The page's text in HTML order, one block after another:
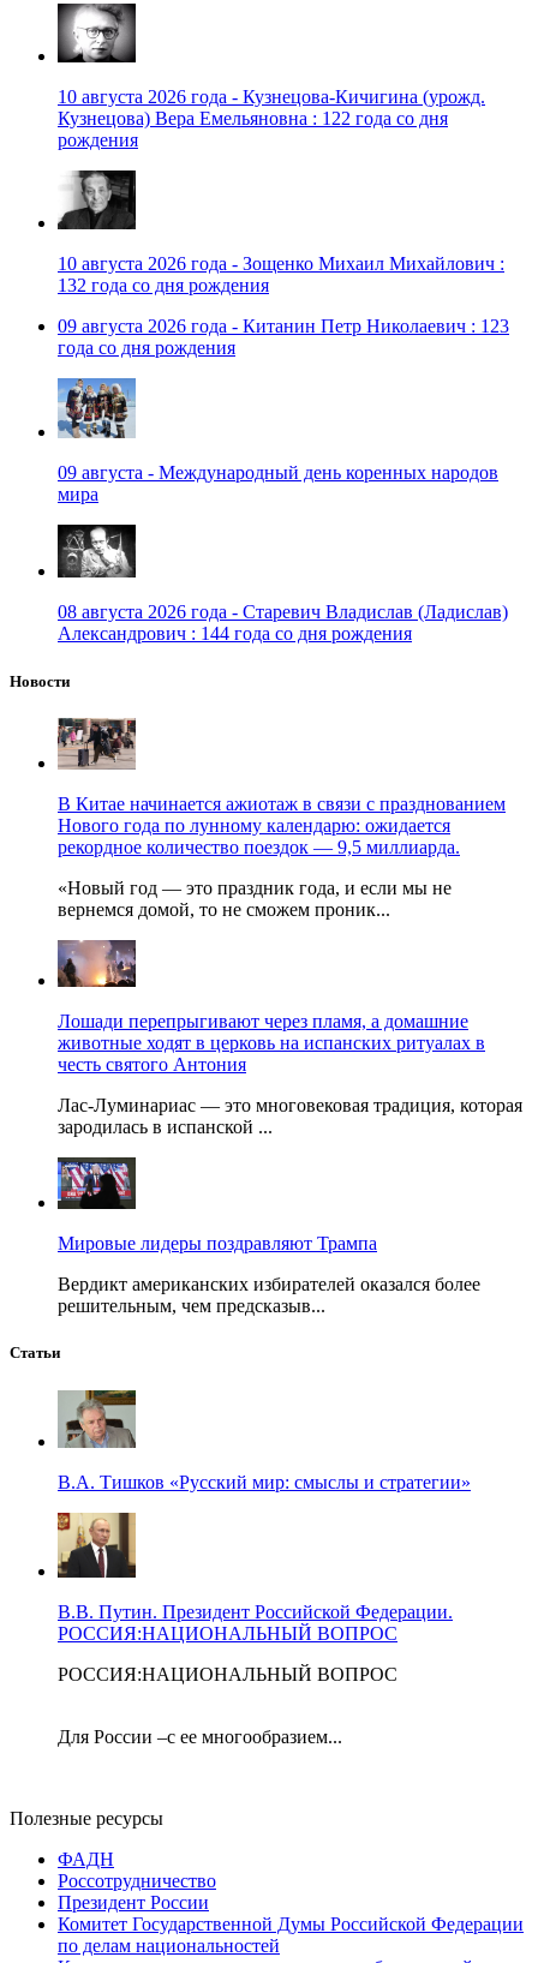
10 августа 2026 года - Кузнецова-Кичигина (урожд.
Кузнецова) Вера Емельяновна : 122 года со дня
рождения
10 августа 2026 года - Зощенко Михаил Михайлович :
132 года со дня рождения
09 августа 2026 года - Китанин Петр Николаевич : 123
года со дня рождения
09 августа - Международный день коренных народов
мира
08 августа 2026 года - Старевич Владислав (Ладислав)
Александрович : 144 года со дня рождения
Новости
В Китае начинается ажиотаж в связи с празднованием
Нового года по лунному календарю: ожидается
рекордное количество поездок — 9,5 миллиарда.
«Новый год — это праздник года, и если мы не
вернемся домой, то не сможем проник...
Лошади перепрыгивают через пламя, а домашние
животные ходят в церковь на испанских ритуалах в
честь святого Антония
Лас-Луминариас — это многовековая традиция, которая
зародилась в испанской ...
Мировые лидеры поздравляют Трампа
Вердикт американских избирателей оказался более
решительным, чем предсказыв...
Статьи
В.А. Тишков «Русский мир: смыслы и стратегии»
В.В. Путин. Президент Российской Федерации.
РОССИЯ:НАЦИОНАЛЬНЫЙ ВОПРОС
РОССИЯ:НАЦИОНАЛЬНЫЙ ВОПРОС
Для России –с ее многообразием...
Полезные ресурсы
ФАДН
Россотрудничество
Президент России
Комитет Государственной Думы Российской Федерации
по делам национальностей